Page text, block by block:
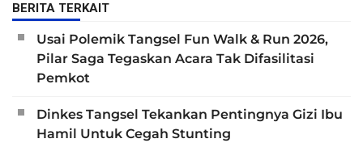
BERITA TERKAIT
Usai Polemik Tangsel Fun Walk & Run 2026,
Pilar Saga Tegaskan Acara Tak Difasilitasi
Pemkot
Dinkes Tangsel Tekankan Pentingnya Gizi Ibu
Hamil Untuk Cegah Stunting